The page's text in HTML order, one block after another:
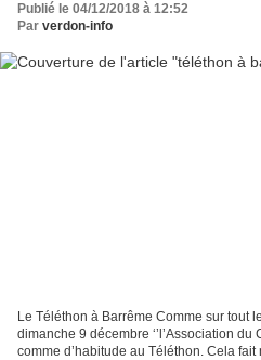
Publié le 04/12/2018 à 12:52
Par verdon-info
Le Téléthon à Barrême Comme sur tout
dimanche 9 décembre ‘’l’Association du
comme d’habitude au Téléthon. Cela